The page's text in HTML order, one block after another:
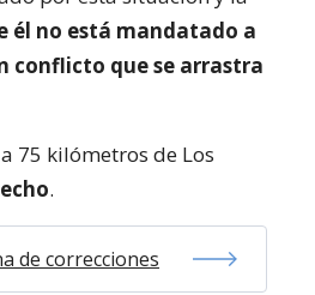
él no está mandatado a
conflicto que se arrastra
75 kilómetros de Los
.
de correcciones